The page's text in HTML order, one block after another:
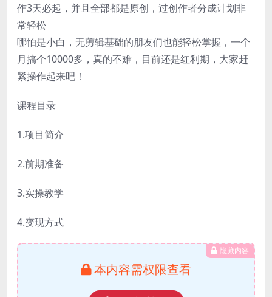
作3天必起，并且全部都是原创，过创作者分成计划非
常轻松
哪怕是小白，无剪辑基础的朋友们也能轻松掌握，一个
月搞个10000多，真的不难，目前还是红利期，大家赶
紧操作起来吧！
课程目录
1.项目简介
2.前期准备
3.实操教学
4.变现方式
隐藏内容
本内容需权限查看